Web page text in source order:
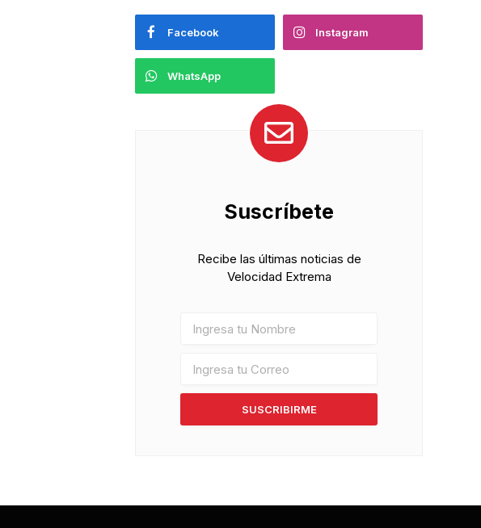
Facebook Instagram
WhatsApp
Suscríbete
Recibe las últimas noticias de
Velocidad Extrema
SUSCRIBIRME